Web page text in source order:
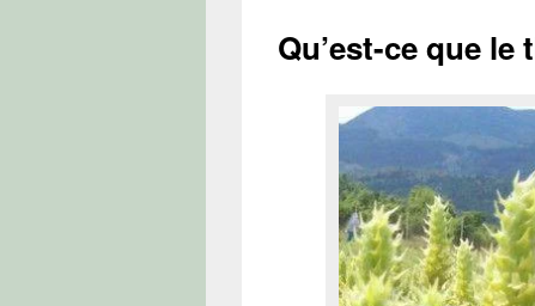
Qu’est-ce que